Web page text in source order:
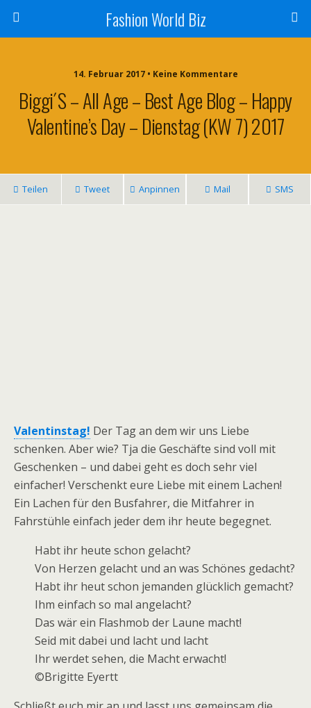
Fashion World Biz
14. Februar 2017 • Keine Kommentare
Biggi´s – All Age – Best Age Blog – Happy
Valentine’s Day – Dienstag (KW 7) 2017
Teilen Tweet Anpinnen Mail SMS
Valentinstag! Der Tag an dem wir uns Liebe
schenken. Aber wie? Tja die Geschäfte sind voll mit
Geschenken – und dabei geht es doch sehr viel
einfacher! Verschenkt eure Liebe mit einem Lachen!
Ein Lachen für den Busfahrer, die Mitfahrer in
Fahrstühle einfach jeder dem ihr heute begegnet.
Habt ihr heute schon gelacht?
Von Herzen gelacht und an was Schönes gedacht?
Habt ihr heut schon jemanden glücklich gemacht?
Ihm einfach so mal angelacht?
Das wär ein Flashmob der Laune macht!
Seid mit dabei und lacht und lacht
Ihr werdet sehen, die Macht erwacht!
©Brigitte Eyertt